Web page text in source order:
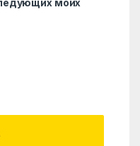
моих